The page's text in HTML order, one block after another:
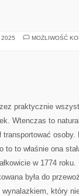
2025
MOŻLIWOŚĆ
praktycznie
Wtenczas to
to to właśnie ona
w 1774 roku.
była do
który